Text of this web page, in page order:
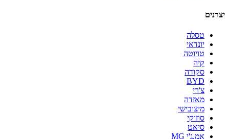
יצרנים
טסלה
יונדאי
טויוטה
קיה
סקודה
BYD
צ'רי
מאזדה
מיצובישי
סוזוקי
סיאט
אמ.ג'י MG